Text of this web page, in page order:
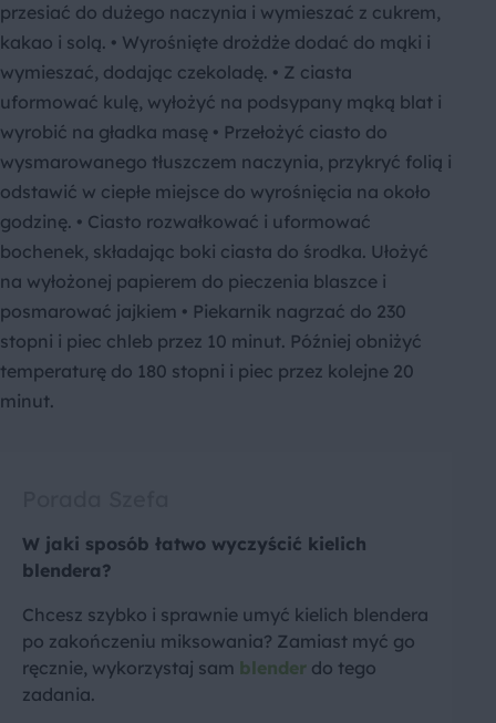
przesiać do dużego naczynia i wymieszać z cukrem,
kakao i solą. • Wyrośnięte drożdże dodać do mąki i
wymieszać, dodając czekoladę. • Z ciasta
uformować kulę, wyłożyć na podsypany mąką blat i
wyrobić na gładka masę • Przełożyć ciasto do
wysmarowanego tłuszczem naczynia, przykryć folią i
odstawić w ciepłe miejsce do wyrośnięcia na około
godzinę. • Ciasto rozwałkować i uformować
bochenek, składając boki ciasta do środka. Ułożyć
na wyłożonej papierem do pieczenia blaszce i
posmarować jajkiem • Piekarnik nagrzać do 230
stopni i piec chleb przez 10 minut. Później obniżyć
temperaturę do 180 stopni i piec przez kolejne 20
minut.
W jaki sposób łatwo wyczyścić kielich
blendera?
Chcesz szybko i sprawnie umyć kielich blendera
po zakończeniu miksowania? Zamiast myć go
ręcznie, wykorzystaj sam blender do tego
zadania.